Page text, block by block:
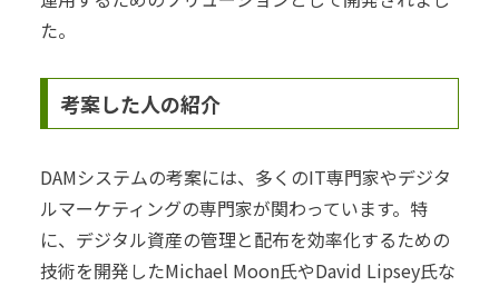
た。
考案した人の紹介
DAMシステムの考案には、多くのIT専門家やデジタ
ルマーケティングの専門家が関わっています。特
に、デジタル資産の管理と配布を効率化するための
技術を開発したMichael Moon氏やDavid Lipsey氏な